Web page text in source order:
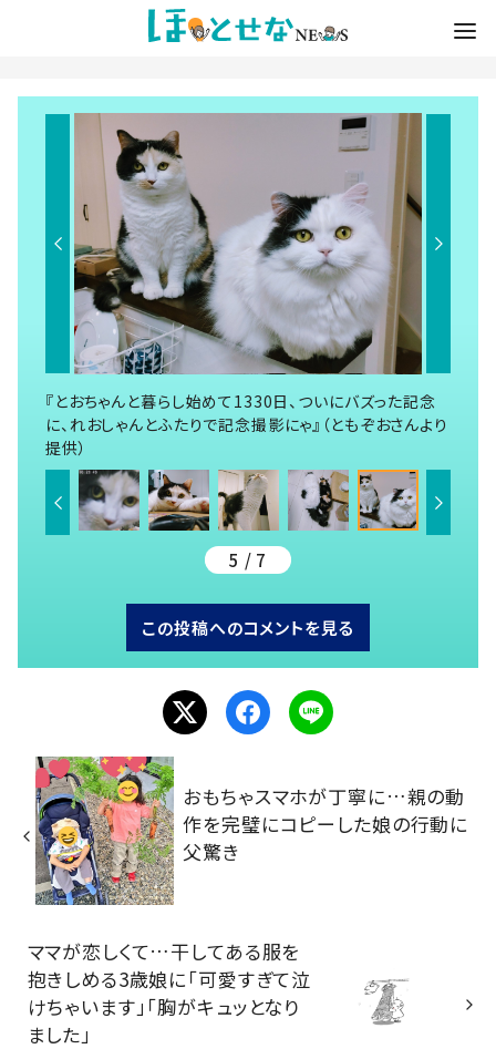
『とおちゃんと暮らし始めて1330日、ついにバズった記念
に、れおしゃんとふたりで記念撮影にゃ』（ともぞおさんより
提供）
5 / 7
この投稿へのコメントを見る
おもちゃスマホが丁寧に…親の動
作を完璧にコピーした娘の行動に
父驚き
ママが恋しくて…干してある服を
抱きしめる3歳娘に「可愛すぎて泣
けちゃいます」「胸がキュッとなり
ました」